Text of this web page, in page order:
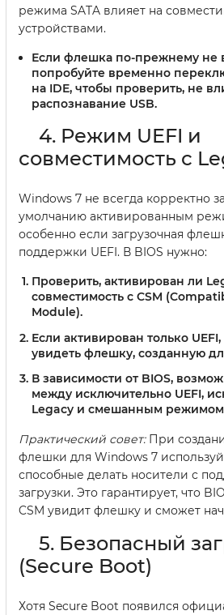
режима SATA влияет на
устройствами.
Если флешка по-прежнему не
попробуйте временно
на IDE, чтобы проверить, не
распознавание USB.
4. Режим UEFI и
совместимость с
Windows 7 не всегда корректно
умолчанию активированным
особенно если загрузочная
поддержки UEFI. В BIOS нужно:
Проверить, активирован ли
совместимость с CSM
Module).
Если активирован только
увидеть флешку, созданную
В зависимости от BIOS,
между исключительно UEFI,
Legacy и смешанным
Практический совет:При
флешки для Windows 7
способные делать носители с
загрузки. Это гарантирует, что
CSM увидит флешку и сможет
5. Безопасный
(Secure Boot)
Хотя Secure Boot появился